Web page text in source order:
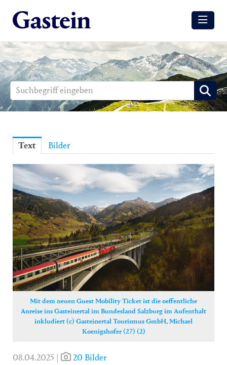
Meldungen
Winter
Media
Gesundheit
Sommer
Winter
Yoga
Pressekontakt
Text Bilder
Mit dem neuen Guest Mobility Ticket ist die oeffentliche
Anreise ins Gasteinertal im Bundesland Salzburg im Aufenthalt
inkludiert (c) Gasteinertal Tourismus GmbH, Michael
Koenigshofer (27) (2)
08.04.2025 | 20 Bilder